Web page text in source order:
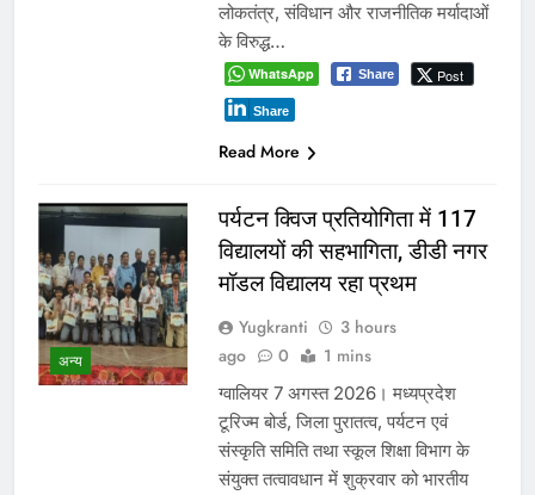
लोकतंत्र, संविधान और राजनीतिक मर्यादाओं
के विरुद्ध…
WhatsApp Share Post
Share
Read More
अन्य
पर्यटन क्विज प्रतियोगिता में 117
विद्यालयों की सहभागिता, डीडी नगर
मॉडल विद्यालय रहा प्रथम
Yugkranti
3 hours
ago
0 1 mins
ग्वालियर 7 अगस्त 2026। मध्यप्रदेश
टूरिज्म बोर्ड, जिला पुरातत्व, पर्यटन एवं
संस्कृति समिति तथा स्कूल शिक्षा विभाग के
संयुक्त तत्वावधान में शुक्रवार को भारतीय